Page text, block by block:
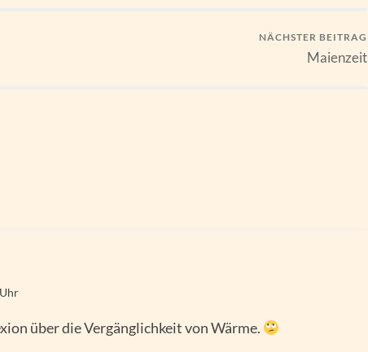
NÄCHSTER BEITRAG
Maienzeit
über die Vergänglichkeit von Wärme.